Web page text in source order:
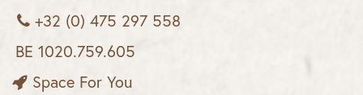
+32 (0) 475 297 558
BE 1020.759.605
Space For You